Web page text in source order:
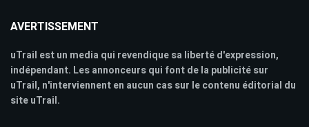
AVERTISSEMENT
uTrail est un media qui revendique sa liberté d'expression,
indépendant. Les annonceurs qui font de la publicité sur
uTrail, n'interviennent en aucun cas sur le contenu éditorial du
site uTrail.